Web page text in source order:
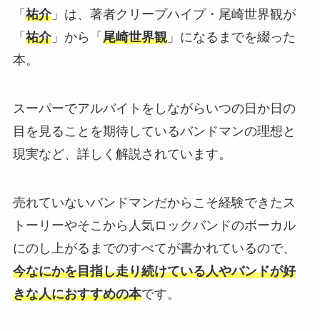
「 祐介」は、著者クリープハイプ・尾崎世界観が
「 祐介」から「 尾崎世界観」になるまでを綴った
本。
スーパーでアルバイトをしながらいつの日か日の
目を見ることを期待しているバンドマンの理想と
現実など、詳しく解説されています。
売れていないバンドマンだからこそ経験できたス
トーリーやそこから人気ロックバンドのボーカル
にのし上がるまでのすべてが書かれているので、
今なにかを目指し走り続けている人やバンドが好
きな人におすすめの本です。